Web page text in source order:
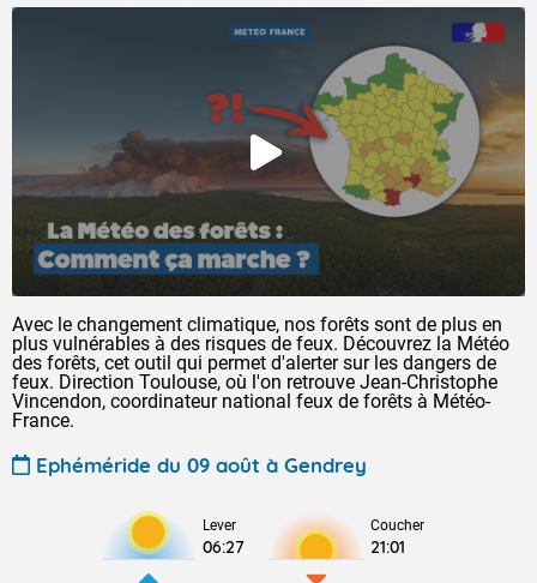
Avec le changement climatique, nos forêts sont de plus en
plus vulnérables à des risques de feux. Découvrez la Météo
des forêts, cet outil qui permet d'alerter sur les dangers de
feux. Direction Toulouse, où l'on retrouve Jean-Christophe
Vincendon, coordinateur national feux de forêts à Météo-
France.
Ephéméride du 09 août à Gendrey
Lever
06:27
Coucher
21:01